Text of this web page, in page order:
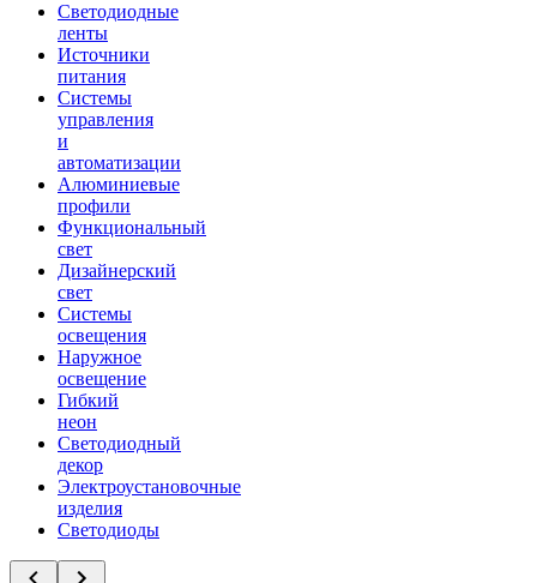
Светодиодные
ленты
Источники
питания
Системы
управления
и
автоматизации
Алюминиевые
профили
Функциональный
свет
Дизайнерский
свет
Системы
освещения
Наружное
освещение
Гибкий
неон
Светодиодный
декор
Электроустановочные
изделия
Светодиоды